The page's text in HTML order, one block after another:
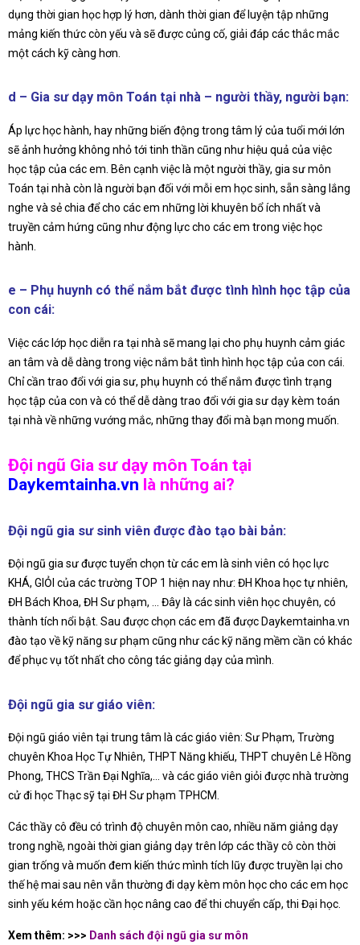
dụng thời gian học hợp lý hơn, dành thời gian để luyện tập những
mảng kiến thức còn yếu và sẽ được củng cố, giải đáp các thắc mắc
một cách kỹ càng hơn.
d – Gia sư dạy môn Toán tại nhà – người thầy, người bạn:
Áp lực học hành, hay những biến động trong tâm lý của tuổi mới lớn
sẽ ảnh hưởng không nhỏ tới tinh thần cũng như hiệu quả của việc
học tập của các em. Bên cạnh việc là một người thầy, gia sư môn
Toán tại nhà còn là người bạn đối với mỗi em học sinh, sẵn sàng lắng
nghe và sẻ chia để cho các em những lời khuyên bổ ích nhất và
truyền cảm hứng cũng như động lực cho các em trong việc học
hành.
e – Phụ huynh có thể nắm bắt được tình hình học tập của
con cái:
Việc các lớp học diễn ra tại nhà sẽ mang lại cho phụ huynh cảm giác
an tâm và dễ dàng trong việc nắm bắt tình hình học tập của con cái.
Chỉ cần trao đổi với gia sư, phụ huynh có thể nắm được tình trạng
học tập của con và có thể dễ dàng trao đổi với gia sư dạy kèm toán
tại nhà về những vướng mắc, những thay đổi mà bạn mong muốn.
Đội ngũ Gia sư dạy môn Toán tại
Daykemtainha.vn là những ai?
Đội ngũ gia sư sinh viên được đào tạo bài bản:
Đội ngũ gia sư được tuyển chọn từ các em là sinh viên có học lực
KHÁ, GIỎI của các trường TOP 1 hiện nay như: ĐH Khoa học tự nhiên,
ĐH Bách Khoa, ĐH Sư phạm, … Đây là các sinh viên học chuyên, có
thành tích nổi bật. Sau được chọn các em đã được Daykemtainha.vn
đào tạo về kỹ năng sư phạm cũng như các kỹ năng mềm cần có khác
để phục vụ tốt nhất cho công tác giảng dạy của mình.
Đội ngũ gia sư giáo viên:
Đội ngũ giáo viên tại trung tâm là các giáo viên: Sư Phạm, Trường
chuyên Khoa Học Tự Nhiên, THPT Năng khiếu, THPT chuyên Lê Hồng
Phong, THCS Trần Đại Nghĩa,… và các giáo viên giỏi được nhà trường
cử đi học Thạc sỹ tại ĐH Sư phạm TPHCM.
Các thầy cô đều có trình độ chuyên môn cao, nhiều năm giảng dạy
trong nghề, ngoài thời gian giảng dạy trên lớp các thầy cô còn thời
gian trống và muốn đem kiến thức mình tích lũy được truyền lại cho
thế hệ mai sau nên vẫn thường đi dạy kèm môn học cho các em học
sinh yếu kém hoặc cần học nâng cao để thi chuyển cấp, thi Đại học.
Xem thêm: >>> Danh sách đội ngũ gia sư môn